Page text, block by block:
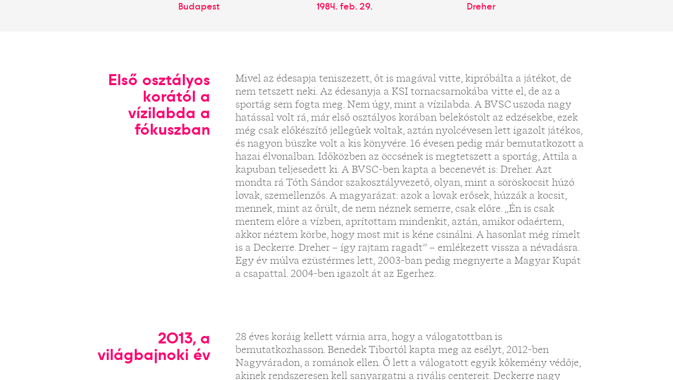
Budapest 1984. feb. 29. Dreher
Első osztályos
korától a
vízilabda a
fókuszban
Mivel az édesapja teniszezett, őt is magával vitte, kipróbálta a játékot, de
nem tetszett neki. Az édesanyja a KSI tornacsarnokába vitte el, de az a
sportág sem fogta meg. Nem úgy, mint a vízilabda. A BVSC uszoda nagy
hatással volt rá, már első osztályos korában belekóstolt az edzésekbe, ezek
még csak előkészítő jellegűek voltak, aztán nyolcévesen lett igazolt játékos,
és nagyon büszke volt a kis könyvére. 16 évesen pedig már bemutatkozott a
hazai élvonalban. Időközben az öccsének is megtetszett a sportág, Attila a
kapuban teljesedett ki. A BVSC-ben kapta a becenevét is: Dreher. Azt
mondta rá Tóth Sándor szakosztályvezető, olyan, mint a söröskocsit húzó
lovak, szemellenzős. A magyarázat: azok a lovak erősek, húzzák a kocsit,
mennek, mint az őrült, de nem néznek semerre, csak előre. „Én is csak
mentem előre a vízben, aprítottam mindenkit, aztán, amikor odaértem,
akkor néztem körbe, hogy most mit is kéne csinálni. A hasonlat még rímelt
is a Deckerre. Dreher – így rajtam ragadt” – emlékezett vissza a névadásra.
Egy év múlva ezüstérmes lett, 2003-ban pedig megnyerte a Magyar Kupát
a csapattal. 2004-ben igazolt át az Egerhez.
2013, a
világbajnoki év
28 éves koráig kellett várnia arra, hogy a válogatottban is
bemutatkozhasson. Benedek Tibortól kapta meg az esélyt, 2012-ben
Nagyváradon, a románok ellen. Ő lett a válogatott egyik kőkemény védője,
akinek rendszeresen kell sanyargatni a rivális centereit. Deckerre nagy